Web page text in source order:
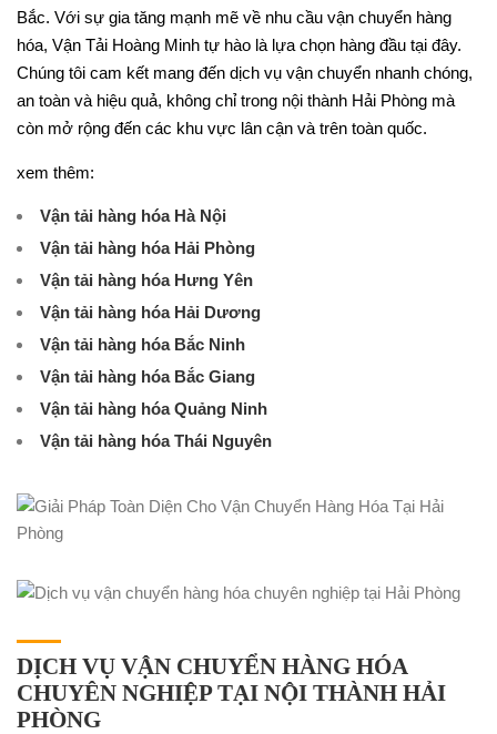
Bắc. Với sự gia tăng mạnh mẽ về nhu cầu vận chuyển hàng
hóa, Vận Tải Hoàng Minh tự hào là lựa chọn hàng đầu tại đây.
Chúng tôi cam kết mang đến dịch vụ vận chuyển nhanh chóng,
an toàn và hiệu quả, không chỉ trong nội thành Hải Phòng mà
còn mở rộng đến các khu vực lân cận và trên toàn quốc.
xem thêm:
Vận tải hàng hóa Hà Nội
Vận tải hàng hóa Hải Phòng
Vận tải hàng hóa Hưng Yên
Vận tải hàng hóa Hải Dương
Vận tải hàng hóa Bắc Ninh
Vận tải hàng hóa Bắc Giang
Vận tải hàng hóa Quảng Ninh
Vận tải hàng hóa Thái Nguyên
DỊCH VỤ VẬN CHUYỂN HÀNG HÓA
CHUYÊN NGHIỆP TẠI NỘI THÀNH HẢI
PHÒNG